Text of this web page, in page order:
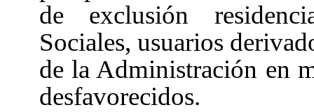
de exclusión
Sociales, usuarios
de la Administración en
desfavorecidos.